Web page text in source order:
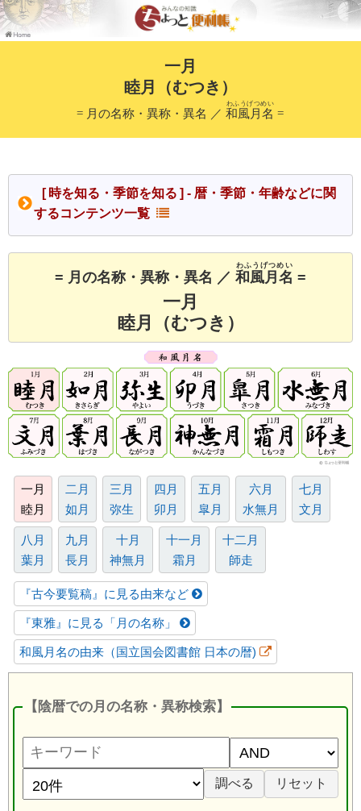
一月
睦月（むつき）
= 月の名称・異称・異名 ／和風月名
わふうげつめい
=
[ 時を知る・季節を知る ] - 暦・季節・年齢などに関
するコンテンツ一覧
= 月の名称・異称・異名 ／ 和風月名
わふうげつめい
=
一月
睦月（むつき）
一月
睦月
二月
如月
三月
弥生
四月
卯月
五月
皐月
六月
水無月
七月
文月
八月
葉月
九月
長月
十月
神無月
十一月
霜月
十二月
師走
『古今要覧稿』に見る由来など
『東雅』に見る「月の名称」
和風月名の由来（国立国会図書館 日本の暦)